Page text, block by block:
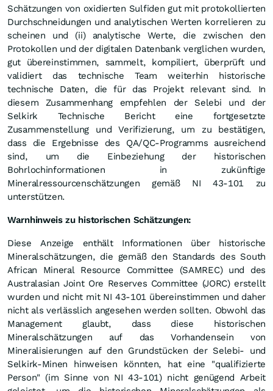
Schätzungen von oxidierten Sulfiden gut mit protokollierten
Durchschneidungen und analytischen Werten korrelieren zu
scheinen und (ii) analytische Werte, die zwischen den
Protokollen und der digitalen Datenbank verglichen wurden,
gut übereinstimmen, sammelt, kompiliert, überprüft und
validiert das technische Team weiterhin historische
technische Daten, die für das Projekt relevant sind. In
diesem Zusammenhang empfehlen der Selebi und der
Selkirk Technische Bericht eine fortgesetzte
Zusammenstellung und Verifizierung, um zu bestätigen,
dass die Ergebnisse des QA/QC-Programms ausreichend
sind, um die Einbeziehung der historischen
Bohrlochinformationen in zukünftige
Mineralressourcenschätzungen gemäß NI 43-101 zu
unterstützen.
Warnhinweis zu historischen Schätzungen:
Diese Anzeige enthält Informationen über historische
Mineralschätzungen, die gemäß den Standards des South
African Mineral Resource Committee (SAMREC) und des
Australasian Joint Ore Reserves Committee (JORC) erstellt
wurden und nicht mit NI 43-101 übereinstimmen und daher
nicht als verlässlich angesehen werden sollten. Obwohl das
Management glaubt, dass diese historischen
Mineralschätzungen auf das Vorhandensein von
Mineralisierungen auf den Grundstücken der Selebi- und
Selkirk-Minen hinweisen könnten, hat eine "qualifizierte
Person" (im Sinne von NI 43-101) nicht genügend Arbeit